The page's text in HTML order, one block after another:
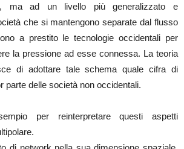
ma ad un livello più generalizzato e
che si mantengono separate dal flusso
a prestito le tecnologie occidentali per
la pressione ad esse connessa. La teoria
di adottare tale schema quale cifra di
parte delle società non occidentali.
per reinterpretare questi aspetti